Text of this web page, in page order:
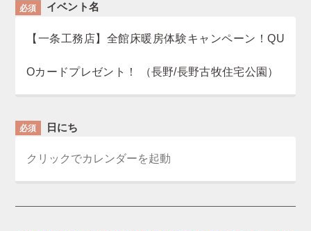
必須 イベント名
【一条工務店】全館床暖房体験キャンペーン！QU
Oカードプレゼント！ （長野/長野古牧住宅公園）
必須 日にち